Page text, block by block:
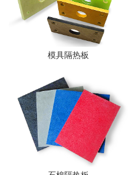
模具隔热板